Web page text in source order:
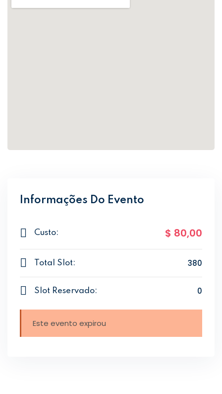
Informações Do Evento
Custo: $ 80,00
Total Slot: 380
Slot Reservado: 0
Este evento expirou